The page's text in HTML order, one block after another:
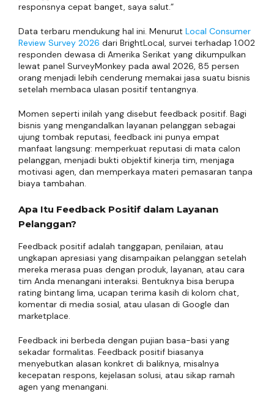
responsnya cepat banget, saya salut.”
Data terbaru mendukung hal ini. Menurut Local Consumer
Review Survey 2026 dari BrightLocal, survei terhadap 1.002
responden dewasa di Amerika Serikat yang dikumpulkan
lewat panel SurveyMonkey pada awal 2026, 85 persen
orang menjadi lebih cenderung memakai jasa suatu bisnis
setelah membaca ulasan positif tentangnya.
Momen seperti inilah yang disebut feedback positif. Bagi
bisnis yang mengandalkan layanan pelanggan sebagai
ujung tombak reputasi, feedback ini punya empat
manfaat langsung: memperkuat reputasi di mata calon
pelanggan, menjadi bukti objektif kinerja tim, menjaga
motivasi agen, dan memperkaya materi pemasaran tanpa
biaya tambahan.
Apa Itu Feedback Positif dalam Layanan
Pelanggan?
Feedback positif adalah tanggapan, penilaian, atau
ungkapan apresiasi yang disampaikan pelanggan setelah
mereka merasa puas dengan produk, layanan, atau cara
tim Anda menangani interaksi. Bentuknya bisa berupa
rating bintang lima, ucapan terima kasih di kolom chat,
komentar di media sosial, atau ulasan di Google dan
marketplace.
Feedback ini berbeda dengan pujian basa-basi yang
sekadar formalitas. Feedback positif biasanya
menyebutkan alasan konkret di baliknya, misalnya
kecepatan respons, kejelasan solusi, atau sikap ramah
agen yang menangani.